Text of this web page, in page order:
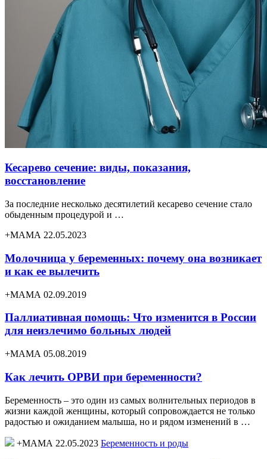
Кесарево сечение: виды, показания,
восстановление
За последние несколько десятилетий кесарево сечение стало
обыденным процедурой и …
+МАМА 22.05.2023
Молочница у беременных: почему она возникает
и как ее вылечить
+МАМА 02.09.2019
Паллиативная помощь: Что изменится в России
для неизлечимо больных людей
+МАМА 05.08.2019
Как лечить ОРВИ при беременности?
Беременность – это один из самых волнительных периодов в
жизни каждой женщины, который сопровождается не только
радостью и ожиданием малыша, но и рядом изменений в …
+МАМА 22.05.2023 Беременность и роды